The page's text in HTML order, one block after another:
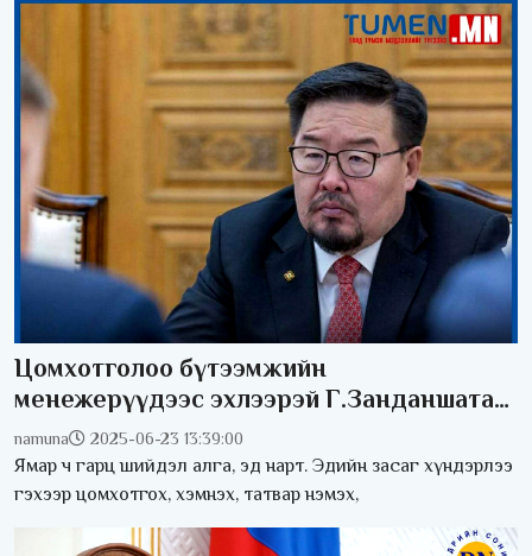
Цомхотголоо бүтээмжийн
менежерүүдээс эхлээрэй Г.Занданшатар
сайд аа
namuna 2025-06-23 13:39:00
Ямар ч гарц шийдэл алга, эд нарт. Эдийн засаг хүндэрлээ
гэхээр цомхотгох, хэмнэх, татвар нэмэх,